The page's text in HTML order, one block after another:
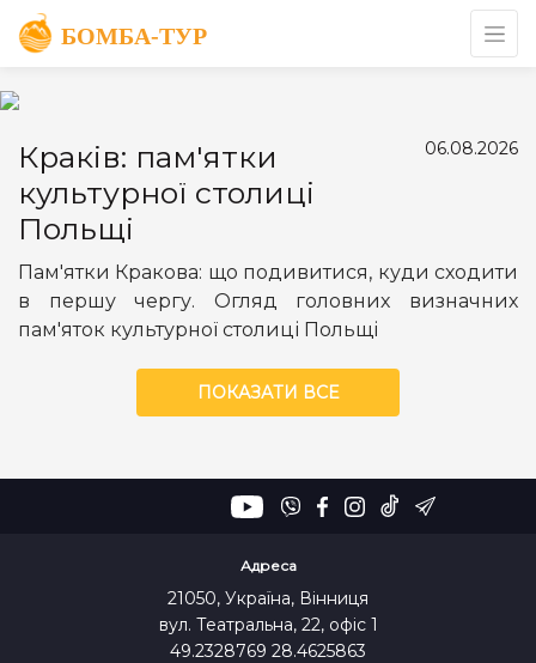
Краків: пам'ятки
культурної столиці
Польщі
06.08.2026
Пам'ятки Кракова: що подивитися, куди сходити
в першу чергу. Огляд головних визначних
пам'яток культурної столиці Польщі
ПОКАЗАТИ ВСЕ
Адреса
21050, Україна, Вінниця
вул. Театральна, 22, офіс 1
49.2328769 28.4625863